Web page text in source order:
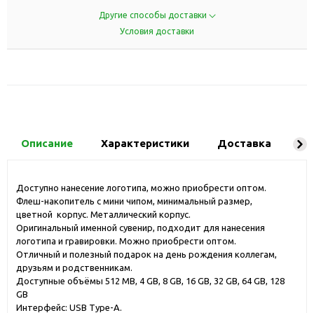
Другие способы доставки
Условия доставки
Описание Характеристики Доставка
Доступно нанесение логотипа, можно приобрести оптом.
Флеш-накопитель с мини чипом, минимальный размер,
цветной корпус. Металлический корпус.
Оригинальный именной сувенир, подходит для нанесения
логотипа и гравировки. Можно приобрести оптом.
Отличный и полезный подарок на день рождения коллегам,
друзьям и родственникам.
Доступные объёмы 512 MB, 4 GB, 8 GB, 16 GB, 32 GB, 64 GB, 128
GB
Интерфейс: USB Type-A.